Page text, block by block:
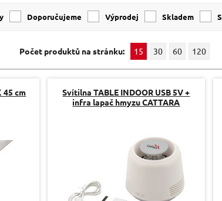
Doporučujeme Výprodej skladem
Počet produktů na stránku: 15 30 60 120
45 cm
Svítilna TABLE INDOOR USB 5V +
infra lapač hmyzu CATTARA